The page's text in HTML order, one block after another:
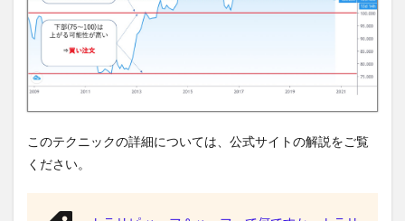
このテクニックの詳細については、公式サイトの解説をご覧
ください。